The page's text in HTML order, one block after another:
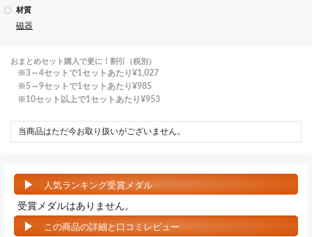
材質
磁器
おまとめセット購入で更に！割引（税別）
3～4セットで1セットあたり¥1,027
5～9セットで1セットあたり¥985
10セット以上で1セットあたり¥953
当商品はただ今お取り扱いがございません。
人気ランキング受賞メダル
受賞メダルはありません。
この商品の詳細と口コミレビュー